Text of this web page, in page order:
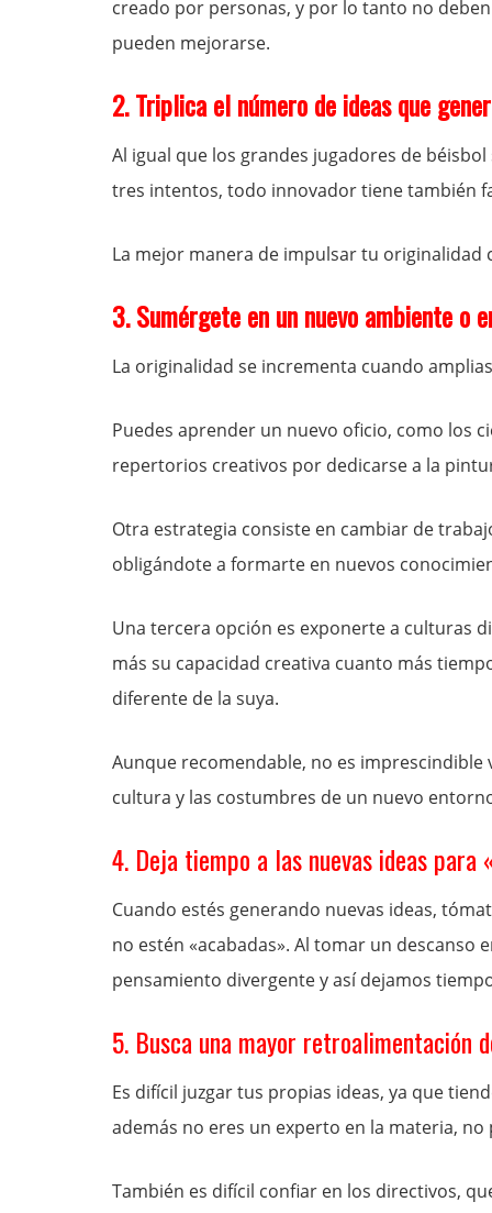
creado por personas, y por lo tanto no
pueden mejorarse.
2. Triplica el número de ideas que
Al igual que los grandes jugadores de
tres intentos, todo innovador tiene también
La mejor manera de impulsar tu originalidad
3. Sumérgete en un nuevo ambiente o
La originalidad se incrementa cuando
Puedes aprender un nuevo oficio, como los
repertorios creativos por dedicarse a la
Otra estrategia consiste en cambiar de
obligándote a formarte en nuevos
Una tercera opción es exponerte a culturas
más su capacidad creativa cuanto más
diferente de la suya.
Aunque recomendable, no es
cultura y las costumbres de un nuevo
4. Deja tiempo a las nuevas ideas para
Cuando estés generando nuevas ideas,
no estén «acabadas». Al tomar un descanso
pensamiento divergente y así dejamos
5. Busca una mayor retroalimentación
Es difícil juzgar tus propias ideas, ya que
además no eres un experto en la materia,
También es difícil confiar en los directivos,